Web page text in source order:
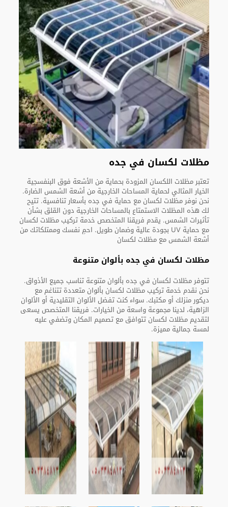
مظلات لكسان في جده
تعتبر مظلات اللكسان المزودة بحماية من الأشعة فوق البنفسجية
الخيار المثالي لحماية المساحات الخارجية من أشعة الشمس الضارة.
نحن نوفر مظلات لكسان مع حماية في جده بأسعار تنافسية. تتيح
لك هذه المظلات الاستمتاع بالمساحات الخارجية دون القلق بشأن
تأثيرات الشمس. يقدم فريقنا المتخصص خدمة تركيب مظلات لكسان
مع حماية UV بجودة عالية وضمان طويل. احمِ نفسك وممتلكاتك من
أشعة الشمس مع مظلات لكسان
مظلات لكسان في جده بألوان متنوعة
تتوفر مظلات لكسان في جده بألوان متنوعة تناسب جميع الأذواق.
نحن نقدم خدمة تركيب مظلات لكسان بألوان متعددة تتناغم مع
ديكور منزلك أو مكتبك. سواء كنت تفضل الألوان التقليدية أو الألوان
الزاهية، لدينا مجموعة واسعة من الخيارات. فريقنا المتخصص يسعى
لتقديم مظلات لكسان تتوافق مع تصميم المكان وتضفي عليه
لمسة جمالية مميزة.